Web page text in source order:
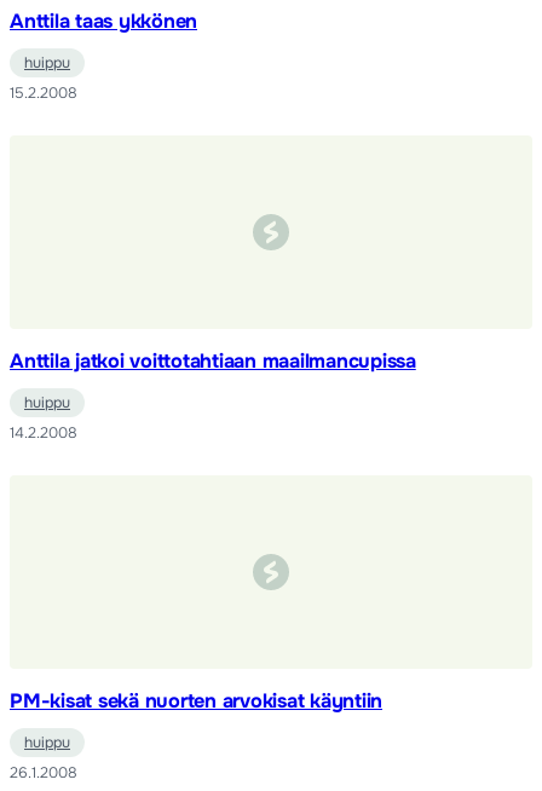
Anttila taas ykkönen
huippu
15.2.2008
Anttila jatkoi voittotahtiaan maailmancupissa
huippu
14.2.2008
PM-kisat sekä nuorten arvokisat käyntiin
huippu
26.1.2008